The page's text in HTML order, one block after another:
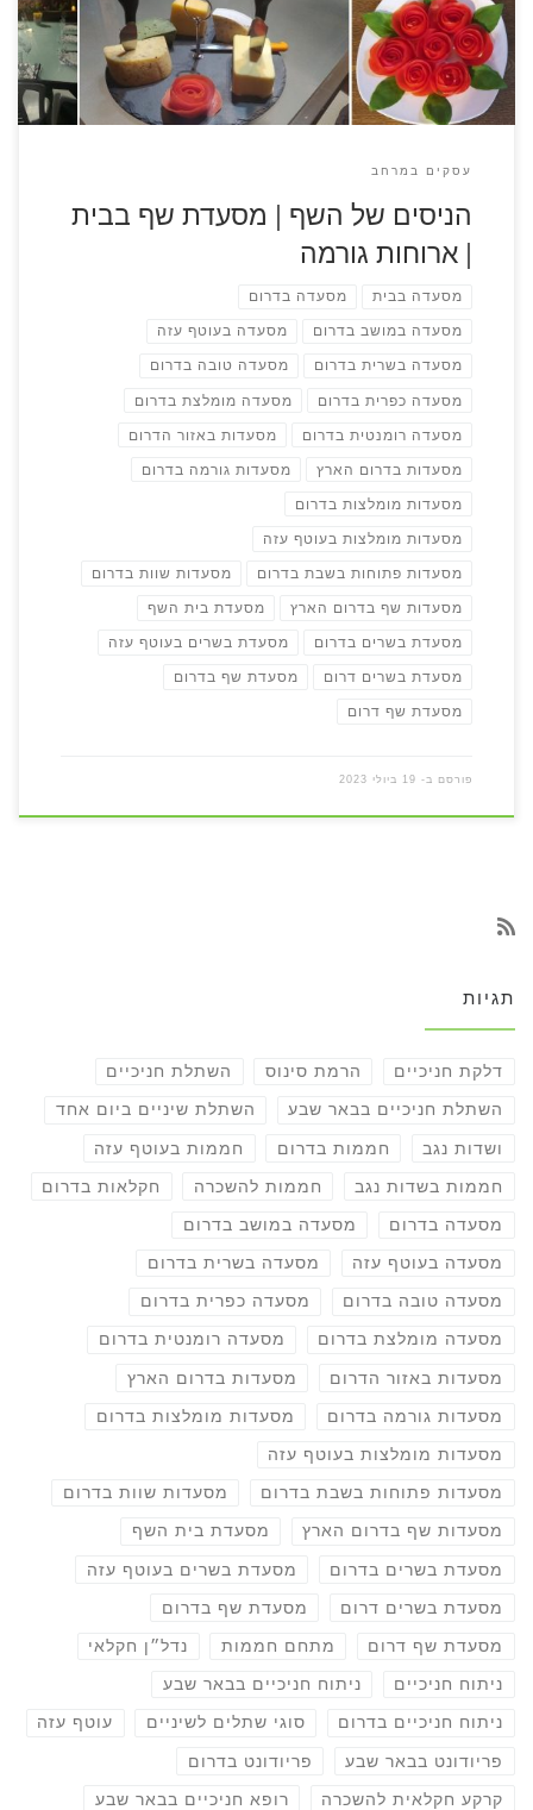
עשוי פרופיל מתכת וזכוכית, אטום וממוזג, נעים בימי […]
עסקים במרחב
הניסים של השף | מסעדת שף בבית
| ארוחות גורמה
מסעדה בבית מסעדה בדרום
מסעדה במושב בדרום מסעדה בעוטף עזה
מסעדה בשרית בדרום מסעדה טובה בדרום
מסעדה כפרית בדרום מסעדה מומלצת בדרום
מסעדה רומנטית בדרום מסעדות באזור הדרום
מסעדות בדרום הארץ מסעדות גורמה בדרום
מסעדות מומלצות בדרום
מסעדות מומלצות בעוטף עזה
מסעדות פתוחות בשבת בדרום מסעדות שוות בדרום
מסעדות שף בדרום הארץ מסעדת בית השף
מסעדת בשרים בדרום מסעדת בשרים בעוטף עזה
מסעדת בשרים דרום מסעדת שף בדרום
מסעדת שף דרום
פורסם ב- 19 ביולי 2023
תגיות
דלקת חניכיים הרמת סינוס השתלת חניכיים
השתלת חניכיים בבאר שבע השתלת שיניים ביום אחד
ושדות נגב חממות בדרום חממות בעוטף עזה
חממות בשדות נגב חממות להשכרה חקלאות בדרום
מסעדה בדרום מסעדה במושב בדרום
מסעדה בעוטף עזה מסעדה בשרית בדרום
מסעדה טובה בדרום מסעדה כפרית בדרום
מסעדה מומלצת בדרום מסעדה רומנטית בדרום
מסעדות באזור הדרום מסעדות בדרום הארץ
מסעדות גורמה בדרום מסעדות מומלצות בדרום
מסעדות מומלצות בעוטף עזה
מסעדות פתוחות בשבת בדרום מסעדות שוות בדרום
מסעדות שף בדרום הארץ מסעדת בית השף
מסעדת בשרים בדרום מסעדת בשרים בעוטף עזה
מסעדת בשרים דרום מסעדת שף בדרום
מסעדת שף דרום מתחם חממות נדל״ן חקלאי
ניתוח חניכיים ניתוח חניכיים בבאר שבע
ניתוח חניכיים בדרום סוגי שתלים לשיניים עוטף עזה
פריודונט בבאר שבע פריודונט בדרום
קרקע חקלאית להשכרה רופא חניכיים בבאר שבע